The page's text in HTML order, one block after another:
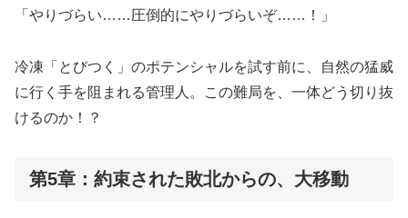
「やりづらい……圧倒的にやりづらいぞ……！」
冷凍「とびつく」のポテンシャルを試す前に、自然の猛威
に行く手を阻まれる管理人。この難局を、一体どう切り抜
けるのか！？
第5章：約束された敗北からの、大移動